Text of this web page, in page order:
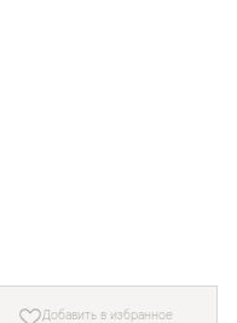
Добавить в избранное